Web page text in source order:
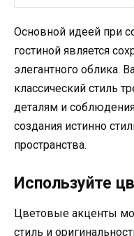
Основной идеей при
гостиной является
элегантного облика.
классический стиль
деталям и
создания истинно
пространства.
Используйте
Цветовые акценты
стиль и